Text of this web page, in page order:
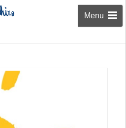
Menu